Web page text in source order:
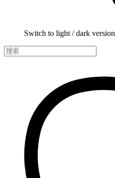
Switch to light / dark version